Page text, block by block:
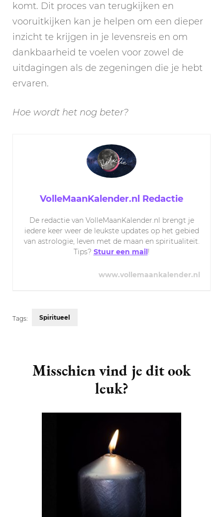
komt. Dit proces van terugkijken en
vooruitkijken kan je helpen om een dieper
inzicht te krijgen in je levensreis en om
dankbaarheid te voelen voor zowel de
uitdagingen als de zegeningen die je hebt
ervaren.
Hoe wordt het nog beter?
VolleMaanKalender.nl Redactie
De redactie van VolleMaanKalender.nl brengt je
iedere keer weer de leukste updates op het gebied
van astrologie, leven met de maan en spiritualiteit.
Tips? Stuur een mail!
www.vollemaankalender.nl
Tags: Spiritueel
Navigation
Misschien vind je dit ook
leuk?